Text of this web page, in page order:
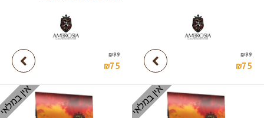
₪99
₪75
₪99
₪75
אין במלאי אין